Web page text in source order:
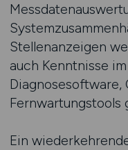
Stellenanzeigen
auch Kenntnisse
Diagnosesoftware,
Fernwartungstools
Ein